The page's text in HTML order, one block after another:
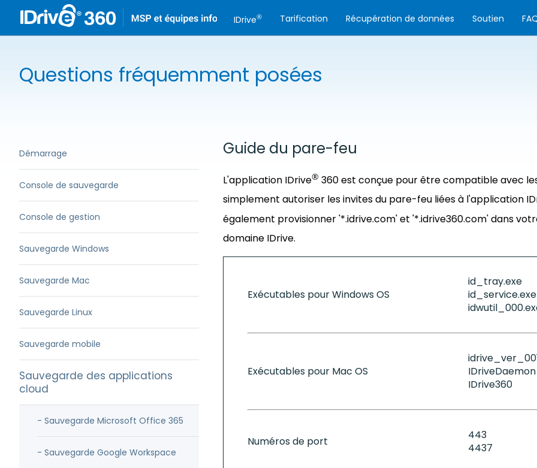
IDrive® Tarification Récupération de données Soutien
Questions fréquemment posées
Démarrage
Console de sauvegarde
Console de gestion
Sauvegarde Windows
Sauvegarde Mac
Sauvegarde Linux
Sauvegarde mobile
Sauvegarde des applications
cloud
- Sauvegarde Microsoft Office 365
- Sauvegarde Google Workspace
Guide du pare-feu
L'application IDrive® 360 est conçue pour être compatible avec
simplement autoriser les invites du pare-feu liées à l'application
également provisionner '*.idrive.com' et '*.idrive360.com' dans
domaine IDrive.
Exécutables pour Windows OS
id_tray.exe
id_service.exe
Exécutables pour Mac OS
IDriveDaemon
IDrive360
Numéros de port
443
4437